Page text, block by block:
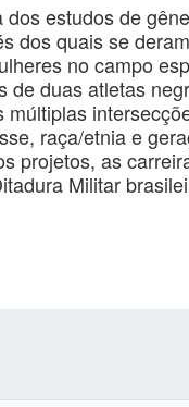
estudos de
dos quais se
no campo
de duas atletas
raça/etnia e
projetos, as
Militar